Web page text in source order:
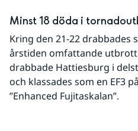
Minst 18 döda i
Kring den 21-22 drabbades
årstiden omfattande utbrott
drabbade Hattiesburg i
och klassades som en EF3
”Enhanced Fujitaskalan”.